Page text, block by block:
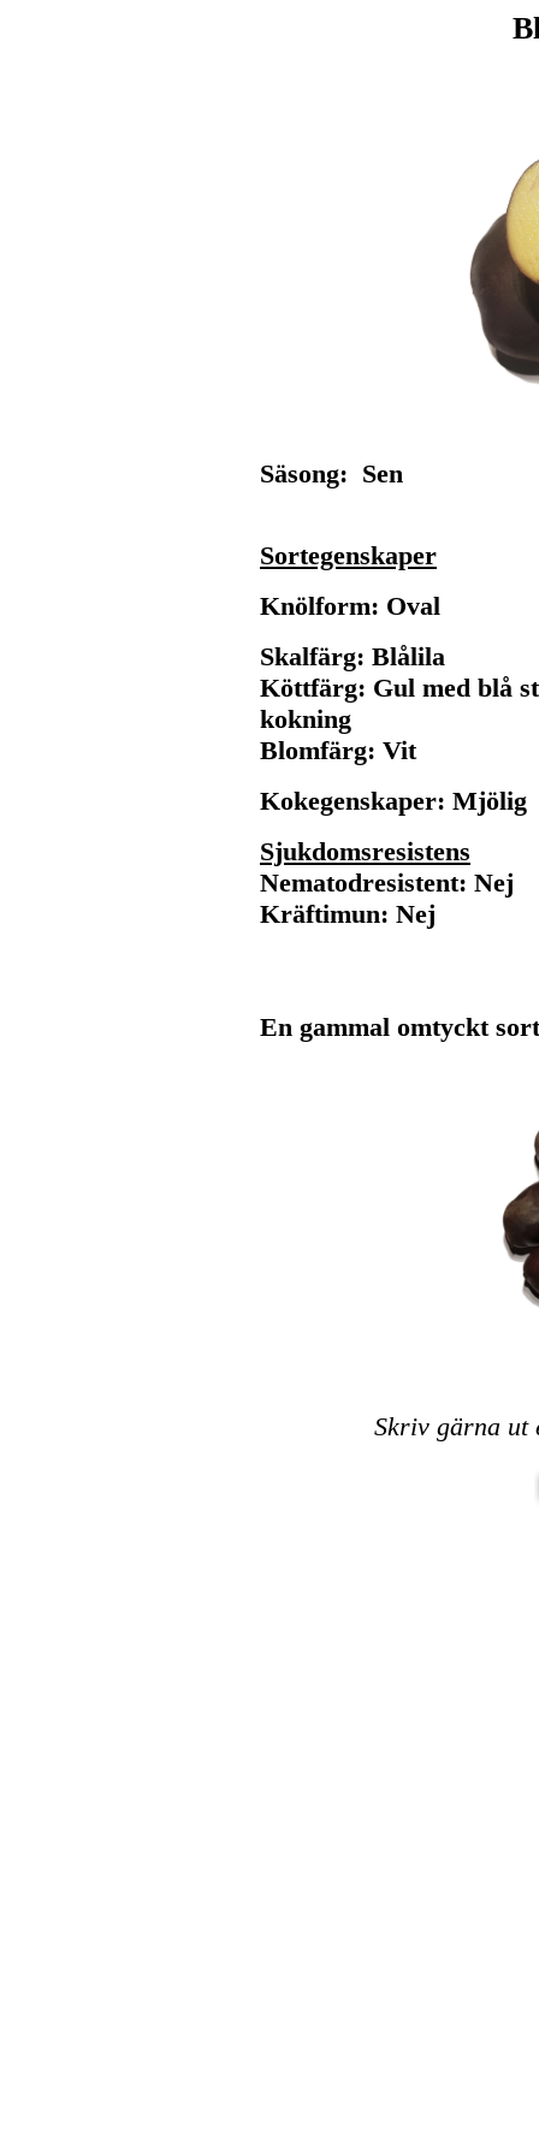
Säsong: Sen
Sortegenskaper
Knölform: Oval
Skalfärg: Blålila
Köttfärg: Gul med blå
kokning
Blomfärg: Vit
Kokegenskaper: Mjölig
Sjukdomsresistens
Nematodresistent: Nej
Kräftimun: Nej
En gammal omtyckt
Skriv gärna ut